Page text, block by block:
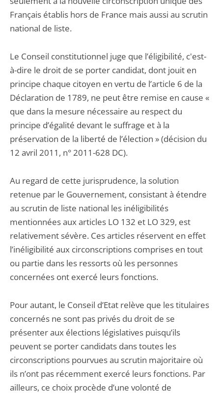
Français établis hors de France mais aussi au scrutin
national de liste.
Le Conseil constitutionnel juge que l’éligibilité, c'est-
à-dire le droit de se porter candidat, dont jouit en
principe chaque citoyen en vertu de l’article 6 de la
Déclaration de 1789, ne peut être remise en cause «
que dans la mesure nécessaire au respect du
principe d’égalité devant le suffrage et à la
préservation de la liberté de l’élection » (décision du
12 avril 2011, n° 2011-628 DC).
Au regard de cette jurisprudence, la solution
retenue par le Gouvernement, consistant à étendre
au scrutin de liste national les inéligibilités
mentionnées aux articles LO 132 et LO 329, est
relativement sévère. Ces articles réservent en effet
l’inéligibilité aux circonscriptions comprises en tout
ou partie dans les ressorts où les personnes
concernées ont exercé leurs fonctions.
Pour autant, le Conseil d’Etat relève que les titulaires
concernés ne sont pas privés du droit de se
présenter aux élections législatives puisqu’ils
peuvent se porter candidats dans toutes les
circonscriptions pourvues au scrutin majoritaire où
ils n’ont pas récemment exercé leurs fonctions. Par
ailleurs, ce choix procède d’une volonté de